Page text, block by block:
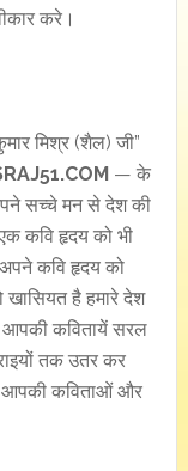
करे।
मिश्र (शैल) जी”
— के
सच्चे मन से देश की
कवि हृदय को भी
कवि हृदय को
खासियत है हमारे देश
आपकी कवितायें सरल
तक उतर कर
आपकी कविताओं और